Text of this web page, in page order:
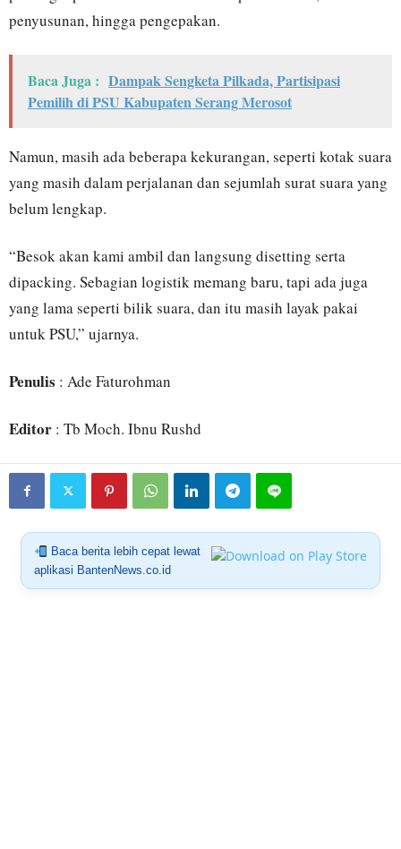
penyusunan, hingga pengepakan.
Baca Juga : Dampak Sengketa Pilkada, Partisipasi
Pemilih di PSU Kabupaten Serang Merosot
Namun, masih ada beberapa kekurangan, seperti kotak suara
yang masih dalam perjalanan dan sejumlah surat suara yang
belum lengkap.
“Besok akan kami ambil dan langsung disetting serta
dipacking. Sebagian logistik memang baru, tapi ada juga
yang lama seperti bilik suara, dan itu masih layak pakai
untuk PSU,” ujarnya.
Penulis : Ade Faturohman
Editor : Tb Moch. Ibnu Rushd
Baca berita lebih cepat lewat
aplikasi BantenNews.co.id